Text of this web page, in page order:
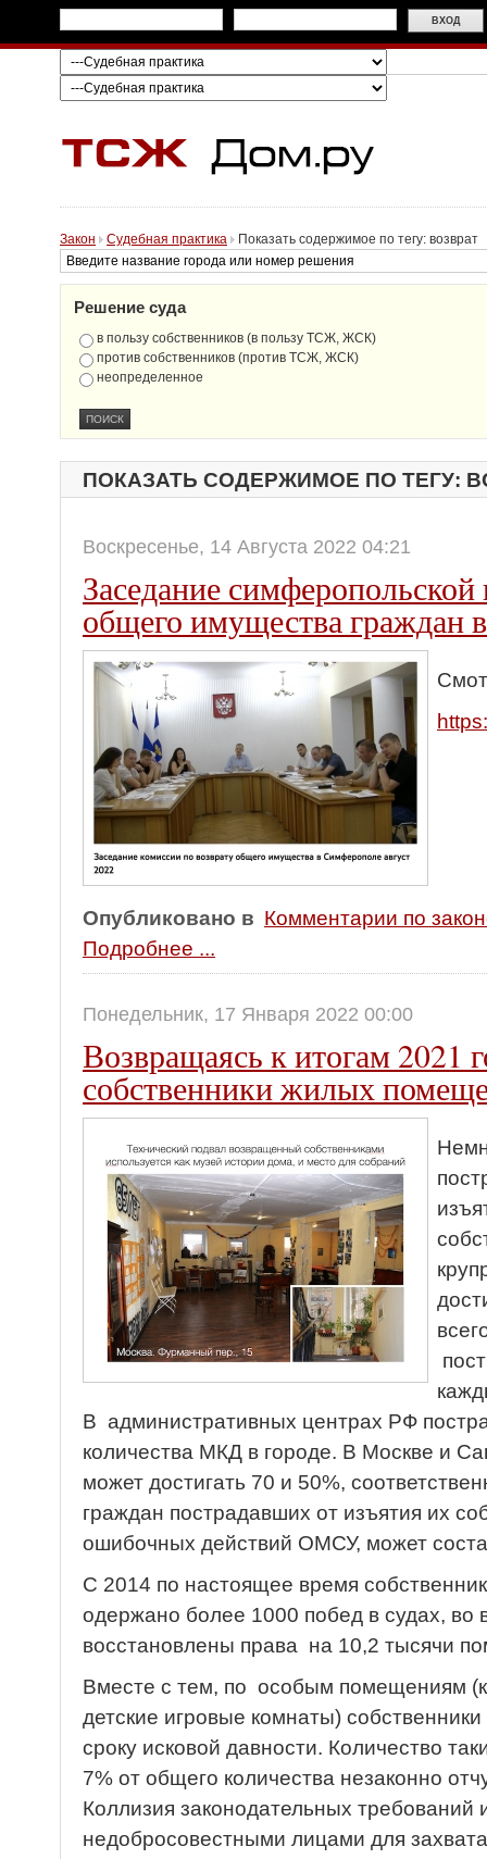
Закон Судебная практика Показать содержимое по тегу: возврат
Решение суда
в пользу собственников (в пользу ТСЖ, ЖСК)
против собственников (против ТСЖ, ЖСК)
неопределенное
ПОКАЗАТЬ СОДЕРЖИМОЕ ПО ТЕГУ:
Воскресенье, 14 Августа 2022 04:21
Заседание
общего имущества
Опубликовано в Комментарии по
Подробнее ...
Понедельник, 17 Января 2022 00:00
Возвращаясь к итогам 2021
собственники жилых
В административных центрах РФ
количества МКД в городе. В Москве и
может достигать 70 и 50%,
граждан пострадавших от изъятия их
ошибочных действий ОМСУ, может
С 2014 по настоящее время
одержано более 1000 побед в судах, во
восстановлены права на 10,2 тысячи
Вместе с тем, по особым помещениям
детские игровые комнаты)
сроку исковой давности. Количество
7% от общего количества незаконно
Коллизия законодательных требований
недобросовестными лицами для